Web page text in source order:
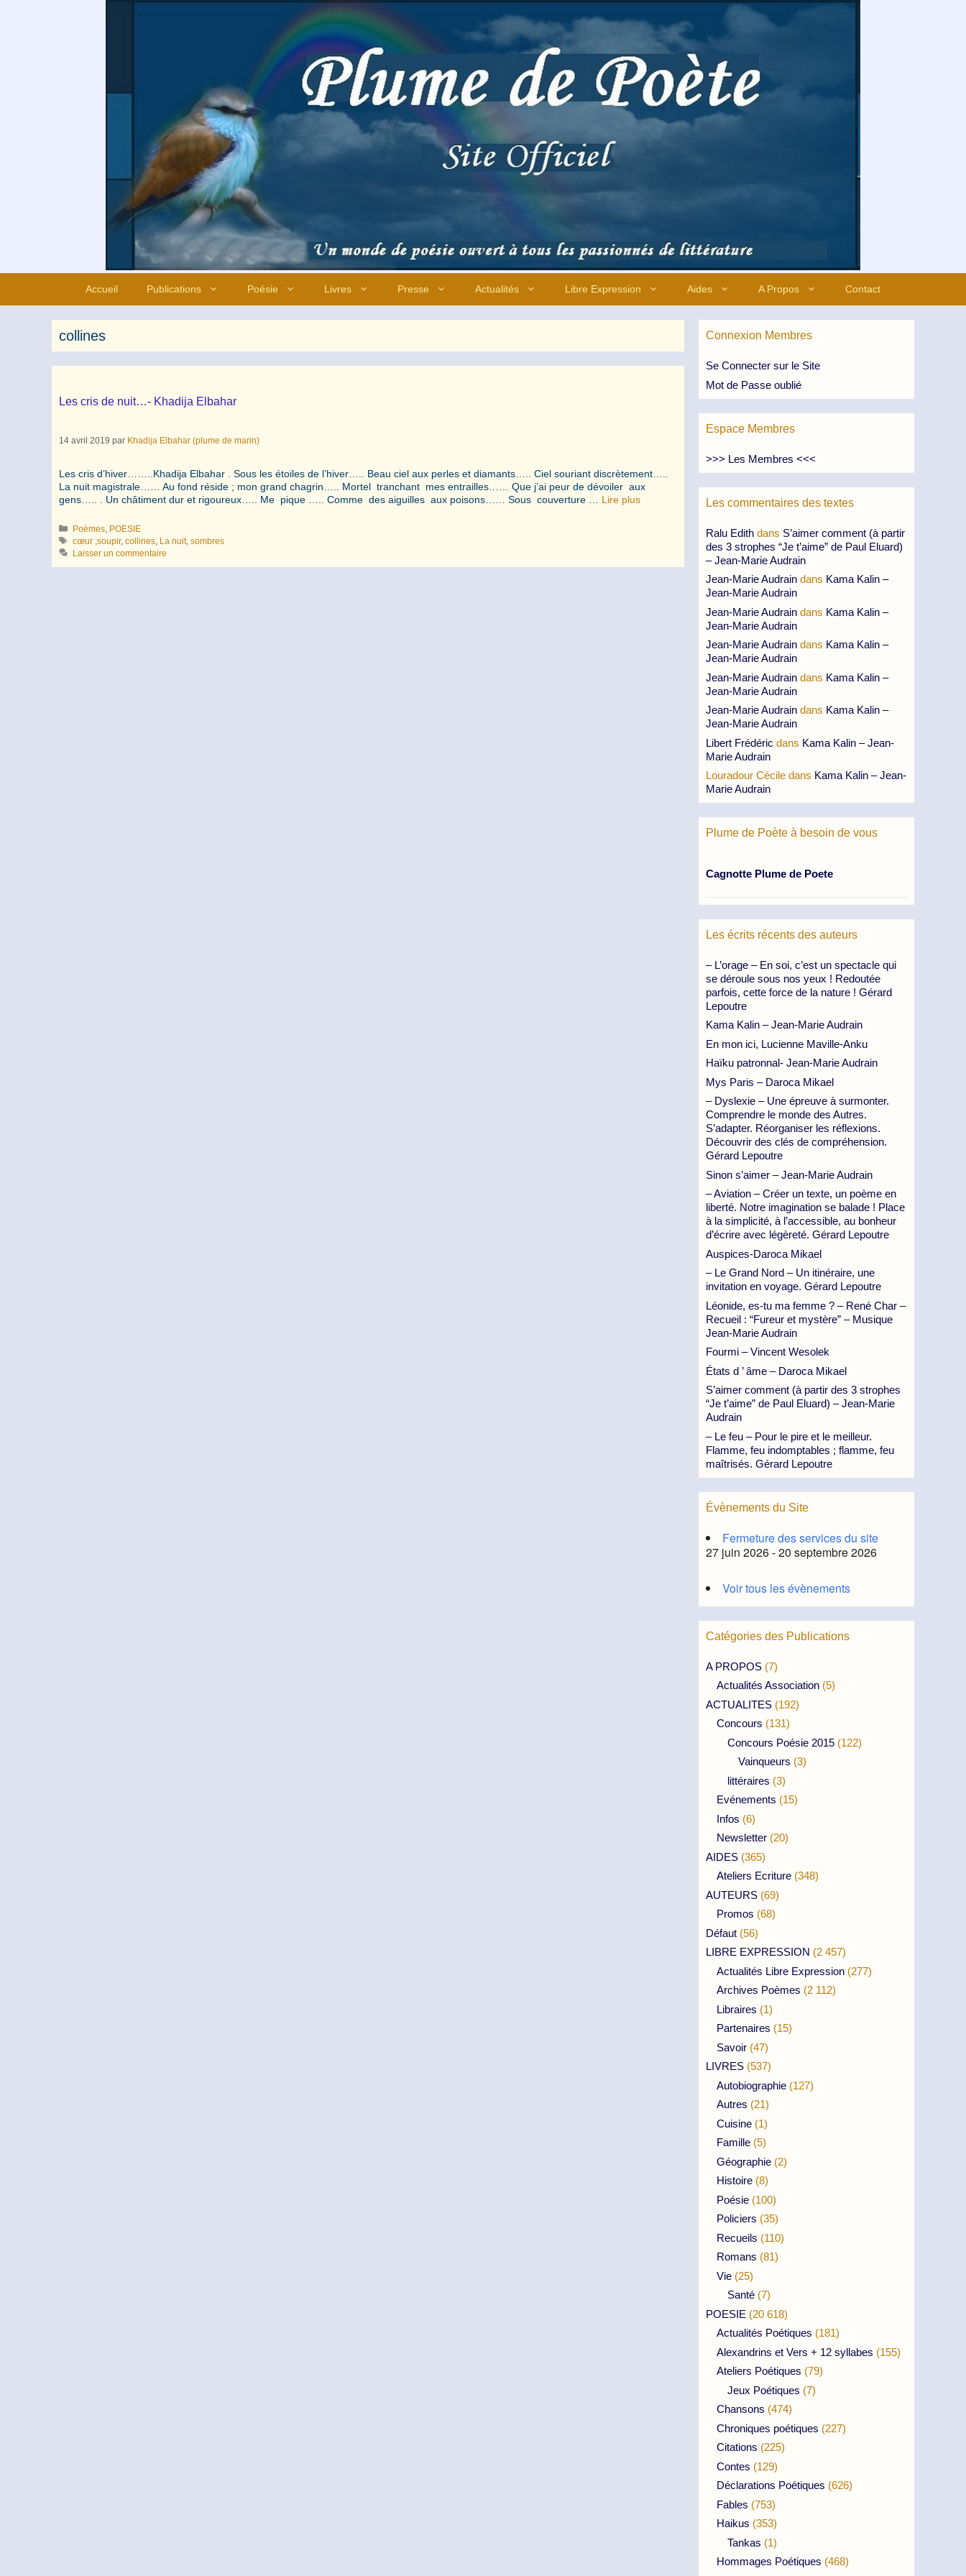
Accueil Publications Poésie Livres Presse Actualités Libre Expression Aides A Propos Contact
collines
Les cris de nuit…- Khadija Elbahar
14 avril 2019 par Khadija Elbahar (plume de marin)
Les cris d’hiver……..Khadija Elbahar . Sous les étoiles de l’hiver….. Beau ciel aux perles et diamants….. Ciel souriant discrètement…..
La nuit magistrale…… Au fond réside ; mon grand chagrin….. Mortel tranchant mes entrailles…… Que j’ai peur de dévoiler aux
gens….. . Un châtiment dur et rigoureux….. Me pique ….. Comme des aiguilles aux poisons…… Sous couverture … Lire plus
Catégories
Poèmes POESIE
Étiquettes
cœur ;soupir,collines La nuit,sombres
Laisser un commentaire
Connexion Membres
Se Connecter sur le Site
Mot de Passe oublié
Espace Membres
>>> Les Membres <<<
Les commentaires des textes
Ralu Edith dans S’aimer comment (à partir
des 3 strophes “Je t’aime” de Paul Eluard)
– Jean-Marie Audrain
Jean-Marie Audrain dans Kama Kalin –
Jean-Marie Audrain
Jean-Marie Audrain dans Kama Kalin –
Jean-Marie Audrain
Jean-Marie Audrain dans Kama Kalin –
Jean-Marie Audrain
Jean-Marie Audrain dans Kama Kalin –
Jean-Marie Audrain
Jean-Marie Audrain dans Kama Kalin –
Jean-Marie Audrain
Libert Frédéric dans Kama Kalin – Jean-
Marie Audrain
Louradour Cécile dans Kama Kalin – Jean-
Marie Audrain
Plume de Poète à besoin de vous
Cagnotte Plume de Poete
Les écrits récents des auteurs
– L’orage – En soi, c’est un spectacle qui
se déroule sous nos yeux ! Redoutée
parfois, cette force de la nature ! Gérard
Lepoutre
Kama Kalin – Jean-Marie Audrain
En mon ici, Lucienne Maville-Anku
Haïku patronnal- Jean-Marie Audrain
Mys Paris – Daroca Mikael
– Dyslexie – Une épreuve à surmonter.
Comprendre le monde des Autres.
S’adapter. Réorganiser les réflexions.
Découvrir des clés de compréhension.
Gérard Lepoutre
Sinon s’aimer – Jean-Marie Audrain
– Aviation – Créer un texte, un poème en
liberté. Notre imagination se balade ! Place
à la simplicité, à l’accessible, au bonheur
d’écrire avec légèreté. Gérard Lepoutre
Auspices-Daroca Mikael
– Le Grand Nord – Un itinéraire, une
invitation en voyage. Gérard Lepoutre
Léonide, es-tu ma femme ? – René Char –
Recueil : “Fureur et mystère” – Musique
Jean-Marie Audrain
Fourmi – Vincent Wesolek
États d ’ âme – Daroca Mikael
S’aimer comment (à partir des 3 strophes
“Je t’aime” de Paul Eluard) – Jean-Marie
Audrain
– Le feu – Pour le pire et le meilleur.
Flamme, feu indomptables ; flamme, feu
maîtrisés. Gérard Lepoutre
Évènements du Site
Fermeture des services du site
27 juin 2026 - 20 septembre 2026
Voir tous les évènements
Catégories des Publications
A PROPOS (7)
Actualités Association (5)
ACTUALITES (192)
Concours (131)
Concours Poésie 2015 (122)
Vainqueurs (3)
littéraires (3)
Evénements (15)
Infos (6)
Newsletter (20)
AIDES (365)
Ateliers Ecriture (348)
AUTEURS (69)
Promos (68)
Défaut (56)
LIBRE EXPRESSION (2 457)
Actualités Libre Expression (277)
Archives Poèmes (2 112)
Libraires (1)
Partenaires (15)
Savoir (47)
LIVRES (537)
Autobiographie (127)
Autres (21)
Cuisine (1)
Famille (5)
Géographie (2)
Histoire (8)
Poésie (100)
Policiers (35)
Recueils (110)
Romans (81)
Vie (25)
Santé (7)
POESIE (20 618)
Actualités Poétiques (181)
Alexandrins et Vers + 12 syllabes (155)
Ateliers Poétiques (79)
Jeux Poétiques (7)
Chansons (474)
Chroniques poétiques (227)
Citations (225)
Contes (129)
Déclarations Poétiques (626)
Fables (753)
Haikus (353)
Tankas (1)
Hommages Poétiques (468)